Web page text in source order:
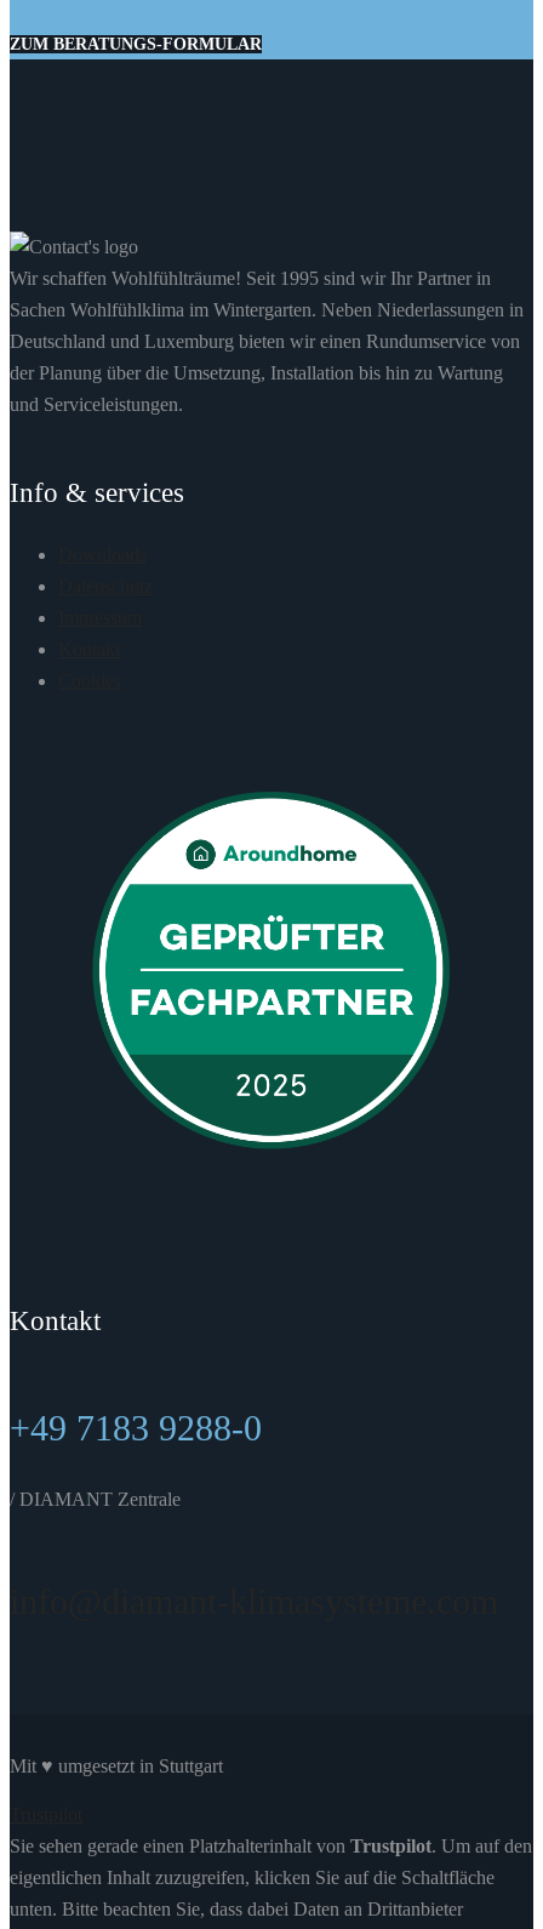
ZUM BERATUNGS-FORMULAR
Wir schaffen Wohlfühlträume! Seit 1995 sind wir Ihr Partner in
Sachen Wohlfühlklima im Wintergarten. Neben Niederlassungen in
Deutschland und Luxemburg bieten wir einen Rundumservice von
der Planung über die Umsetzung, Installation bis hin zu Wartung
und Serviceleistungen.
Info & services
Kontakt
+49 7183 9288-0
/ DIAMANT Zentrale
Mit ♥ umgesetzt in Stuttgart
Sie sehen gerade einen Platzhalterinhalt von Trustpilot. Um auf den
eigentlichen Inhalt zuzugreifen, klicken Sie auf die Schaltfläche
unten. Bitte beachten Sie, dass dabei Daten an Drittanbieter